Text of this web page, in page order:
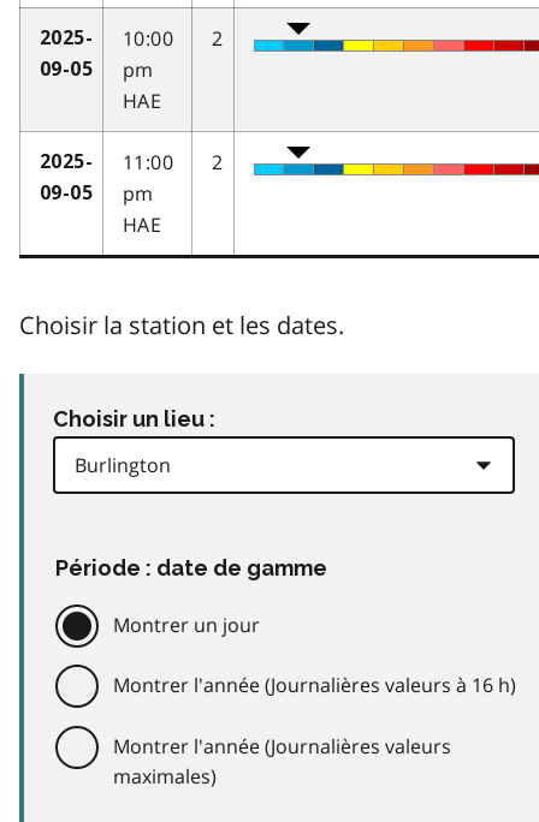
2025-
09-05
10:00
pm
HAE
2
2025-
09-05
11:00
pm
HAE
2
Choisir la station et les dates.
Choisir un lieu :
Période : date de gamme
Montrer un jour
Montrer l'année (Journalières valeurs à 16 h)
Montrer l'année (Journalières valeurs
maximales)